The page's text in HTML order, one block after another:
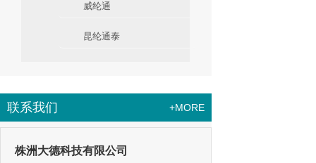
威纶通
昆纶通泰
+MORE
联系我们
株洲大德科技有限公司